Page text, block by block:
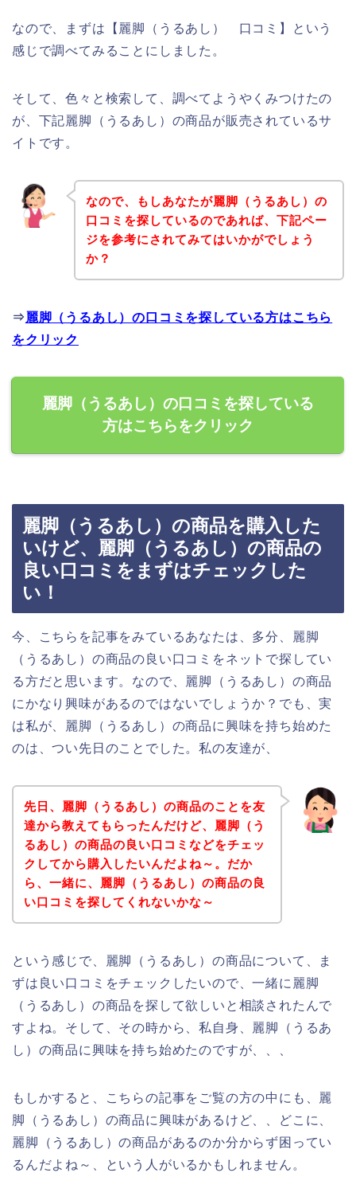
なので、まずは【麗脚（うるあし） 口コミ】という
感じで調べてみることにしました。
そして、色々と検索して、調べてようやくみつけたの
が、下記麗脚（うるあし）の商品が販売されているサ
イトです。
なので、もしあなたが麗脚（うるあし）の
口コミを探しているのであれば、下記ペー
ジを参考にされてみてはいかがでしょう
か？
⇒ 麗脚（うるあし）の口コミを探している方はこちら
をクリック
麗脚（うるあし）の口コミを探している
方はこちらをクリック
麗脚（うるあし）の商品を購入した
いけど、麗脚（うるあし）の商品の
良い口コミをまずはチェックした
い！
今、こちらを記事をみているあなたは、多分、麗脚
（うるあし）の商品の良い口コミをネットで探してい
る方だと思います。なので、麗脚（うるあし）の商品
にかなり興味があるのではないでしょうか？でも、実
は私が、麗脚（うるあし）の商品に興味を持ち始めた
のは、つい先日のことでした。私の友達が、
先日、麗脚（うるあし）の商品のことを友
達から教えてもらったんだけど、麗脚（う
るあし）の商品の良い口コミなどをチェッ
クしてから購入したいんだよね～。だか
ら、一緒に、麗脚（うるあし）の商品の良
い口コミを探してくれないかな～
という感じで、麗脚（うるあし）の商品について、ま
ずは良い口コミをチェックしたいので、一緒に麗脚
（うるあし）の商品を探して欲しいと相談されたんで
すよね。そして、その時から、私自身、麗脚（うるあ
し）の商品に興味を持ち始めたのですが、、、
もしかすると、こちらの記事をご覧の方の中にも、麗
脚（うるあし）の商品に興味があるけど、、どこに、
麗脚（うるあし）の商品があるのか分からず困ってい
るんだよね～、という人がいるかもしれません。